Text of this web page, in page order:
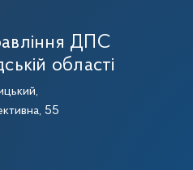
ДПС
області
55